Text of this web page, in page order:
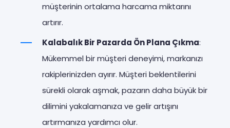
müşterinin ortalama harcama miktarını
artırır.
Kalabalık Bir Pazarda Ön Plana Çıkma:
Mükemmel bir müşteri deneyimi, markanızı
rakiplerinizden ayırır. Müşteri beklentilerini
sürekli olarak aşmak, pazarın daha büyük bir
dilimini yakalamanıza ve gelir artışını
artırmanıza yardımcı olur.